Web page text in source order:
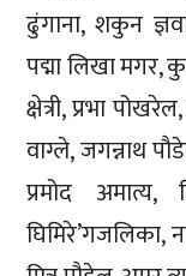
ढुंगाना, शकुन
पद्मा लिखा मगर,
क्षेत्री, प्रभा
वाग्ले, जगन्नाथ
प्रमोद अमात्य,
घिमिरे’गजलिका,